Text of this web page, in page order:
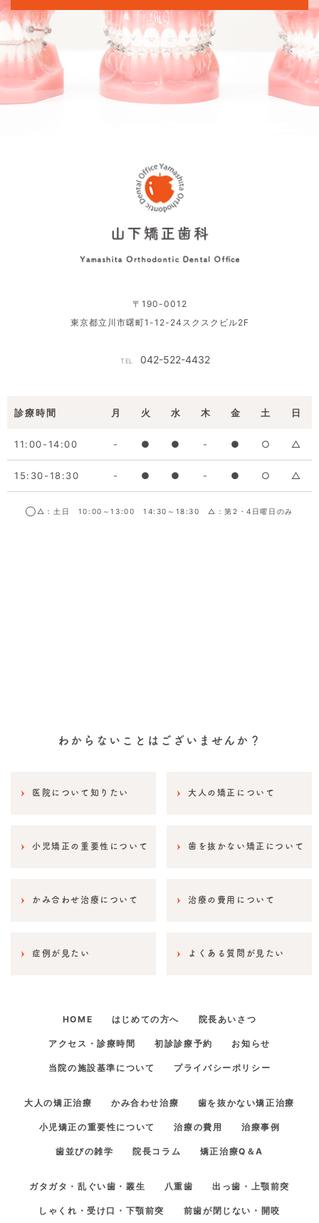
〒190-0012
東京都立川市曙町1-12-24スクスクビル2F
TEL 042-522-4432
診療時間 月 火 水 木 金 土 日
11:00-14:00 - ● ● - ● ○ △
15:30-18:30 - ● ● - ● ○ △
◯△：土日 10:00～13:00 14:30～18:30 △：第2・4日曜日のみ
わからないことはございませんか？
医院について知りたい 大人の矯正について
小児矯正の重要性について 歯を抜かない矯正について
かみ合わせ治療について 治療の費用について
症例が見たい よくある質問が見たい
HOME はじめての方へ 院長あいさつ
アクセス・診療時間 初診診療予約 お知らせ
当院の施設基準について プライバシーポリシー
大人の矯正治療 かみ合わせ治療 歯を抜かない矯正治療
小児矯正の重要性について 治療の費用 治療事例
歯並びの雑学 院長コラム 矯正治療Q＆A
ガタガタ・乱ぐい歯・叢生 八重歯 出っ歯・上顎前突
しゃくれ・受け口・下顎前突 前歯が閉じない・開咬